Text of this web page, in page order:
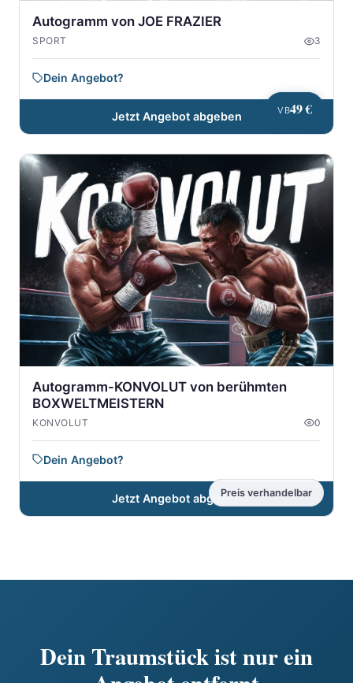
VB49 €
Autogramm von JOE FRAZIER
SPORT 3
Dein Angebot?
Jetzt Angebot abgeben
Preis verhandelbar
Autogramm-KONVOLUT von berühmten
BOXWELTMEISTERN
KONVOLUT 0
Dein Angebot?
Jetzt Angebot abgeben
Dein Traumstück ist nur ein